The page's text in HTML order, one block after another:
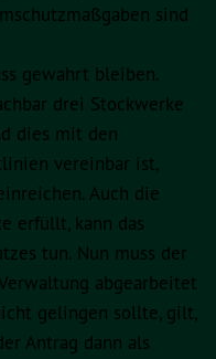
sind
gewahrt bleiben.
drei Stockwerke
dies mit den
vereinbar ist,
Auch die
erfüllt, kann das
tun. Nun muss der
abgearbeitet
gelingen sollte, gilt,
Antrag dann als